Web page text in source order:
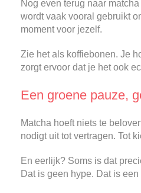
Nog even terug naar
wordt vaak vooral gebruikt
moment voor jezelf.
Zie het als koffiebonen. Je
zorgt ervoor dat je het ook
Een groene pauze,
Matcha hoeft niets te
nodigt uit tot vertragen. Tot
En eerlijk? Soms is dat
Dat is geen hype. Dat is een